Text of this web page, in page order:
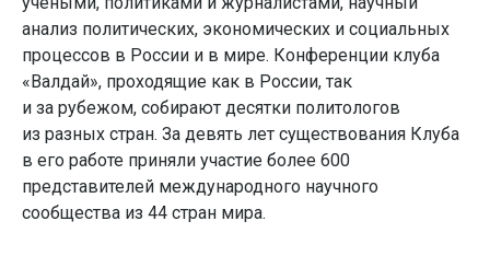
анализ политических, экономических и социальных
процессов в России и в мире. Конференции клуба
«Валдай», проходящие как в России, так
и за рубежом, собирают десятки политологов
из разных стран. За девять лет существования Клуба
в его работе приняли участие более 600
представителей международного научного
сообщества из 44 стран мира.